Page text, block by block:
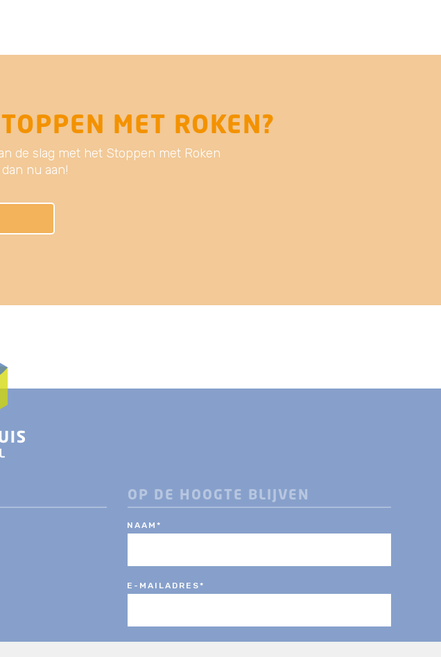
MET ROKEN?
de slag met het Stoppen met Roken
nu aan!
OP DE HOOGTE BLIJVEN
NAAM *
E-MAILADRES*